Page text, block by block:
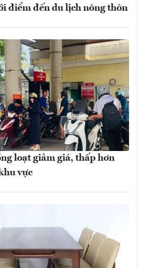
điểm đến du lịch nông thôn
loạt giảm giá, thấp hơn
vực